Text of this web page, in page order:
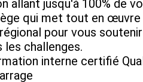
allant jusqu'à 100% de
qui met tout en
pour vous
challenges.
interne certifié